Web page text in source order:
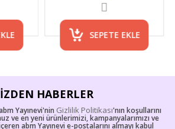
SEPETE EKLE
HABERLER
Yayınevi'nin Gizlilik Politikası'nın koşullarını
ve en yeni ürünlerimizi, kampanyalarımızı ve
abm Yayınevi e-postalarını almayı kabul